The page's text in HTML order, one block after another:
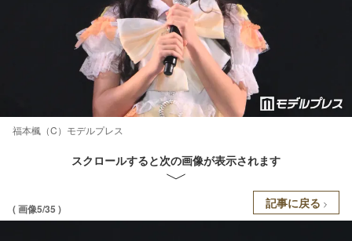
福本楓（C）モデルプレス
スクロールすると次の画像が表示されます
( 画像5/35 ) 記事に戻る